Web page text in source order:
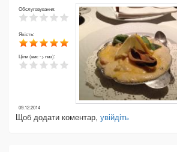
Обслуговування:
Якість:
Ціни (вис -> низ):
09.12.2014
Щоб додати коментар, увійдіть